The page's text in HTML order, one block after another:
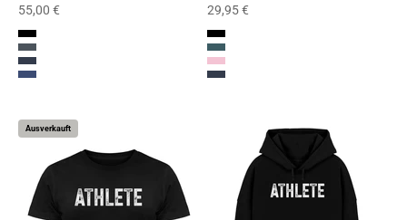
Angebot
55,00 €
Black
India Ink Grey
French Navy
Angebot
29,95 €
Black
Stargazer
Cotton Pink
Ausverkauft